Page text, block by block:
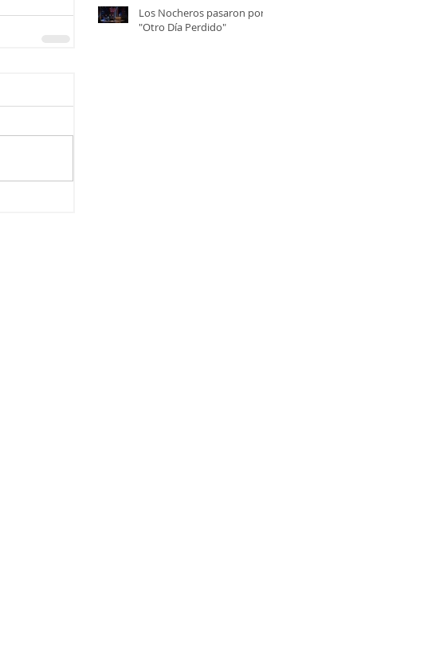
Los Nocheros pasaron por
"Otro Día Perdido"